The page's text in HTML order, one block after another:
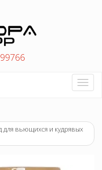
Toggle
для вьющихся и кудрявых